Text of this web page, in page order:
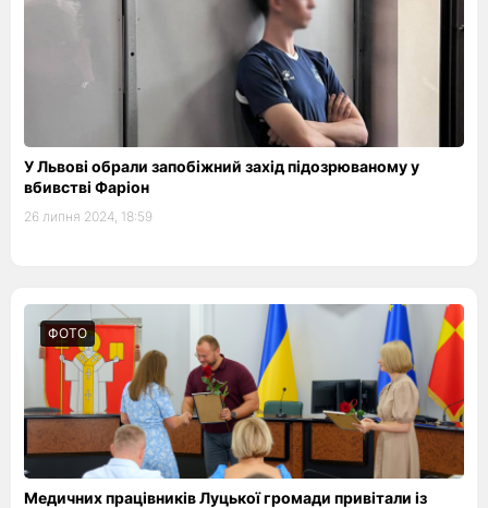
У Львові обрали запобіжний захід підозрюваному у
вбивстві Фаріон
26 липня 2024, 18:59
ФОТО
Медичних працівників Луцької громади привітали із